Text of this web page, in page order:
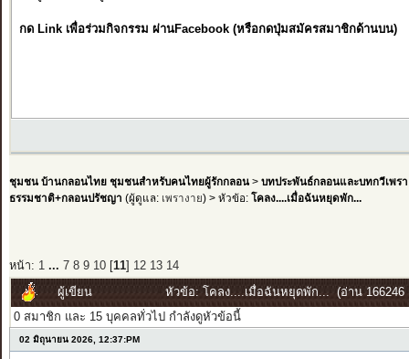
กด Link เพื่อร่วมกิจกรรม ผ่านFacebook (หรือกดปุ่มสมัครสมาชิกด้านบน)
ชุมชน บ้านกลอนไทย ชุมชนสำหรับคนไทยผู้รักกลอน> บทประพันธ์กลอนและบทกวีเพรา
ธรรมชาติ+กลอนปรัชญา (ผู้ดูแล: เพรางาย) > หัวข้อ: โคลง....เมื่อฉันหยุดพัก...
หน้า: 1 ... 7 8 9 10[ 11] 12 13 14
ผู้เขียน
หัวข้อ: โคลง....เมื่อฉันหยุดพัก... (อ่าน 166246
0 สมาชิก และ 15 บุคคลทั่วไป กำลังดูหัวข้อนี้
02 มิถุนายน 2026, 12:37:PM